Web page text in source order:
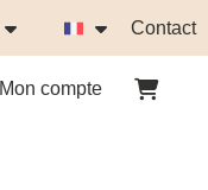
Contact
Mon compte